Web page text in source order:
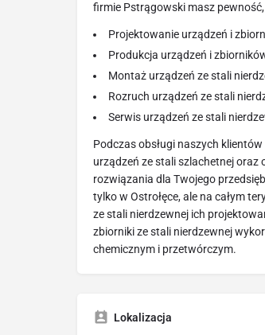
firmie Pstrągowski masz
Projektowanie urządzeń i
Produkcja urządzeń i
Montaż urządzeń ze stali
Rozruch urządzeń ze stali
Serwis urządzeń ze stali
Podczas obsługi naszych
urządzeń ze stali szlachetnej oraz
rozwiązania dla Twojego
tylko w Ostrołęce, ale na całym
ze stali nierdzewnej ich
zbiorniki ze stali nierdzewnej
chemicznym i przetwórczym.
Lokalizacja